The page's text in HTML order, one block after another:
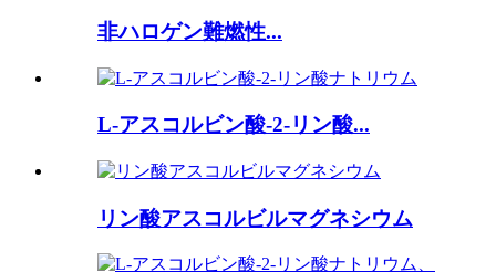
非ハロゲン難燃性...
L-アスコルビン酸-2-リン酸...
リン酸アスコルビルマグネシウム